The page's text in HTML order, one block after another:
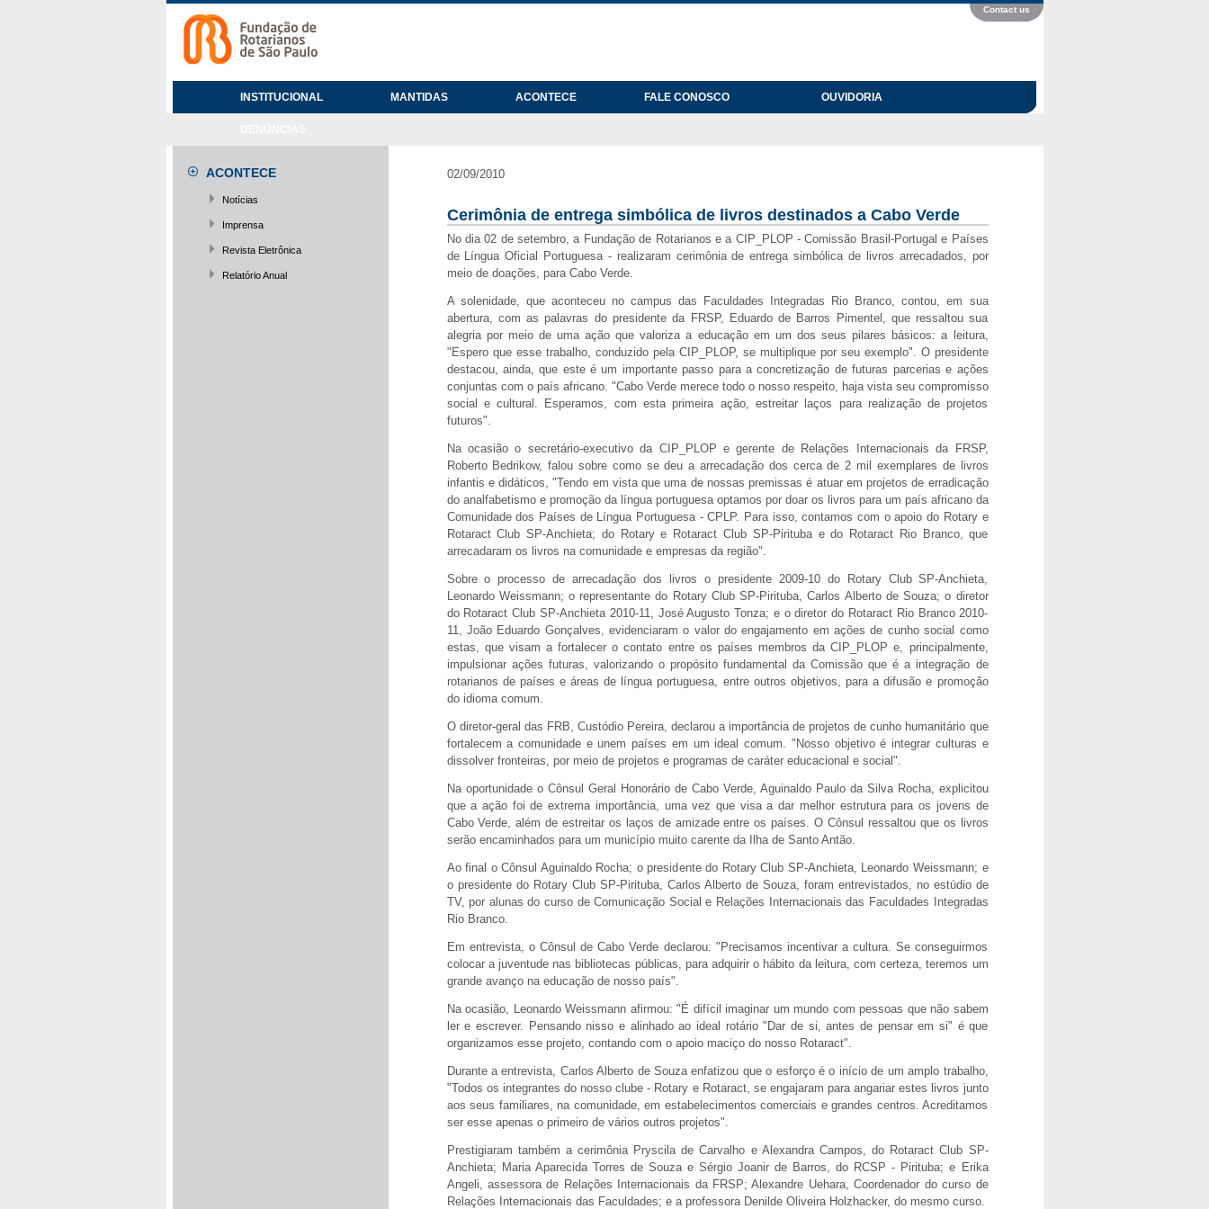
Contact us
INSTITUCIONAL MANTIDAS ACONTECE FALE CONOSCO OUVIDORIA
ACONTECE
Notícias
Imprensa
Revista Eletrônica
Relatório Anual
02/09/2010
Cerimônia de entrega simbólica de livros destinados a Cabo Verde
No dia 02 de setembro, a Fundação de Rotarianos e a CIP_PLOP - Comissão Brasil-Portugal e Países
de Língua Oficial Portuguesa - realizaram cerimônia de entrega simbólica de livros arrecadados, por
meio de doações, para Cabo Verde.
A solenidade, que aconteceu no campus das Faculdades Integradas Rio Branco, contou, em sua
abertura, com as palavras do presidente da FRSP, Eduardo de Barros Pimentel, que ressaltou sua
alegria por meio de uma ação que valoriza a educação em um dos seus pilares básicos: a leitura,
"Espero que esse trabalho, conduzido pela CIP_PLOP, se multiplique por seu exemplo". O presidente
destacou, ainda, que este é um importante passo para a concretização de futuras parcerias e ações
conjuntas com o país africano. "Cabo Verde merece todo o nosso respeito, haja vista seu compromisso
social e cultural. Esperamos, com esta primeira ação, estreitar laços para realização de projetos
futuros".
Na ocasião o secretário-executivo da CIP_PLOP e gerente de Relações Internacionais da FRSP,
Roberto Bedrikow, falou sobre como se deu a arrecadação dos cerca de 2 mil exemplares de livros
infantis e didáticos, "Tendo em vista que uma de nossas premissas é atuar em projetos de erradicação
do analfabetismo e promoção da língua portuguesa optamos por doar os livros para um país africano da
Comunidade dos Países de Língua Portuguesa - CPLP. Para isso, contamos com o apoio do Rotary e
Rotaract Club SP-Anchieta; do Rotary e Rotaract Club SP-Pirituba e do Rotaract Rio Branco, que
arrecadaram os livros na comunidade e empresas da região".
Sobre o processo de arrecadação dos livros o presidente 2009-10 do Rotary Club SP-Anchieta,
Leonardo Weissmann; o representante do Rotary Club SP-Pirituba, Carlos Alberto de Souza; o diretor
do Rotaract Club SP-Anchieta 2010-11, José Augusto Tonza; e o diretor do Rotaract Rio Branco 2010-
11, João Eduardo Gonçalves, evidenciaram o valor do engajamento em ações de cunho social como
estas, que visam a fortalecer o contato entre os países membros da CIP_PLOP e, principalmente,
impulsionar ações futuras, valorizando o propósito fundamental da Comissão que é a integração de
rotarianos de países e áreas de língua portuguesa, entre outros objetivos, para a difusão e promoção
do idioma comum.
O diretor-geral das FRB, Custódio Pereira, declarou a importância de projetos de cunho humanitário que
fortalecem a comunidade e unem países em um ideal comum. "Nosso objetivo é integrar culturas e
dissolver fronteiras, por meio de projetos e programas de caráter educacional e social".
Na oportunidade o Cônsul Geral Honorário de Cabo Verde, Aguinaldo Paulo da Silva Rocha, explicitou
que a ação foi de extrema importância, uma vez que visa a dar melhor estrutura para os jovens de
Cabo Verde, além de estreitar os laços de amizade entre os países. O Cônsul ressaltou que os livros
serão encaminhados para um município muito carente da Ilha de Santo Antão.
Ao final o Cônsul Aguinaldo Rocha; o presidente do Rotary Club SP-Anchieta, Leonardo Weissmann; e
o presidente do Rotary Club SP-Pirituba, Carlos Alberto de Souza, foram entrevistados, no estúdio de
TV, por alunas do curso de Comunicação Social e Relações Internacionais das Faculdades Integradas
Rio Branco.
Em entrevista, o Cônsul de Cabo Verde declarou: "Precisamos incentivar a cultura. Se conseguirmos
colocar a juventude nas bibliotecas públicas, para adquirir o hábito da leitura, com certeza, teremos um
grande avanço na educação de nosso país".
Na ocasião, Leonardo Weissmann afirmou: "É difícil imaginar um mundo com pessoas que não sabem
ler e escrever. Pensando nisso e alinhado ao ideal rotário "Dar de si, antes de pensar em si" é que
organizamos esse projeto, contando com o apoio maciço do nosso Rotaract".
Durante a entrevista, Carlos Alberto de Souza enfatizou que o esforço é o início de um amplo trabalho,
"Todos os integrantes do nosso clube - Rotary e Rotaract, se engajaram para angariar estes livros junto
aos seus familiares, na comunidade, em estabelecimentos comerciais e grandes centros. Acreditamos
ser esse apenas o primeiro de vários outros projetos".
Prestigiaram também a cerimônia Pryscila de Carvalho e Alexandra Campos, do Rotaract Club SP-
Anchieta; Maria Aparecida Torres de Souza e Sérgio Joanir de Barros, do RCSP - Pirituba; e Erika
Angeli, assessora de Relações Internacionais da FRSP; Alexandre Uehara, Coordenador do curso de
Relações Internacionais das Faculdades; e a professora Denilde Oliveira Holzhacker, do mesmo curso.